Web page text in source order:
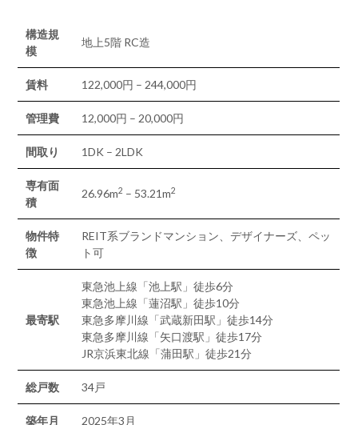
構造規
模
地上5階 RC造
賃料 122,000円 – 244,000円
管理費 12,000円 – 20,000円
間取り 1DK – 2LDK
専有面
積
26.96m2 – 53.21m2
物件特
徴
REIT系ブランドマンション、デザイナーズ、ペッ
ト可
最寄駅
東急池上線「池上駅」徒歩6分
東急池上線「蓮沼駅」徒歩10分
東急多摩川線「武蔵新田駅」徒歩14分
東急多摩川線「矢口渡駅」徒歩17分
JR京浜東北線「蒲田駅」徒歩21分
総戸数 34戸
築年月 2025年3月